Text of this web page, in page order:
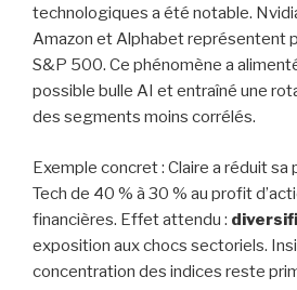
technologiques a été notable.
Amazon et Alphabet représentent
S&P 500. Ce phénomène a
possible bulle AI et entraîné une
des segments moins corrélés.
Exemple concret : Claire a réduit
Tech de 40 % à 30 % au profit
financières. Effet attendu :
exposition aux chocs sectoriels.
concentration des indices reste